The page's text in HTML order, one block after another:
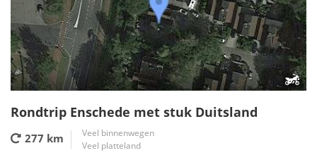
Rondtrip Enschede met stuk Duitsland
277 km
Veel binnenwegen
Veel platteland